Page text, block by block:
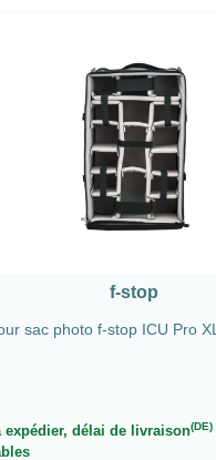
f-stop
sac photo f-stop ICU Pro XL
expédier, délai de livraison(DE)